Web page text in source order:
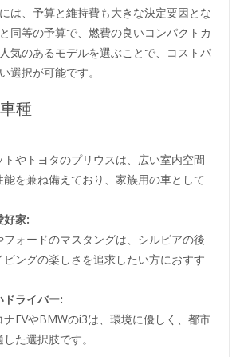
は、予算と維持費も大きな決定要因とな
同等の予算で、燃費の良いコンパクトカ
気のあるモデルを選ぶことで、コストパ
選択が可能です。
種
やトヨタのプリウスは、広い室内空間
能を兼ね備えており、家族用の車として
好家:
フォードのマスタングは、シルビアの後
ングの楽しさを追求したい方におすす
ドライバー:
ナEVやBMWのi3は、環境に優しく、都市
た選択肢です。